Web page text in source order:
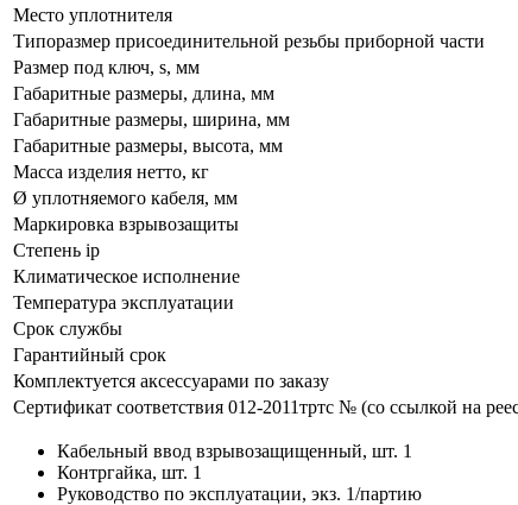
Место уплотнителя
Типоразмер присоединительной резьбы приборной части
Размер под ключ, s, мм
Габаритные размеры, длина, мм
Габаритные размеры, ширина, мм
Габаритные размеры, высота, мм
Масса изделия нетто, кг
Ø уплотняемого кабеля, мм
Маркировка взрывозащиты
Степень ip
Климатическое исполнение
Температура эксплуатации
Срок службы
Гарантийный срок
Комплектуется аксессуарами по заказу
Сертификат соответствия 012-2011тртс № (со ссылкой на
Кабельный ввод взрывозащищенный, шт. 1
Контргайка, шт. 1
Руководство по эксплуатации, экз. 1/партию